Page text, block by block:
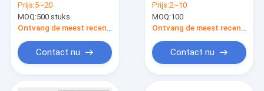
bewerkingsproces
Prijs:5~20
MOQ:500 stuks
Contact nu
koeling blok CNC
bewerking CPU koeler
Heatsink
Prijs:2~10
MOQ:100
Contact nu